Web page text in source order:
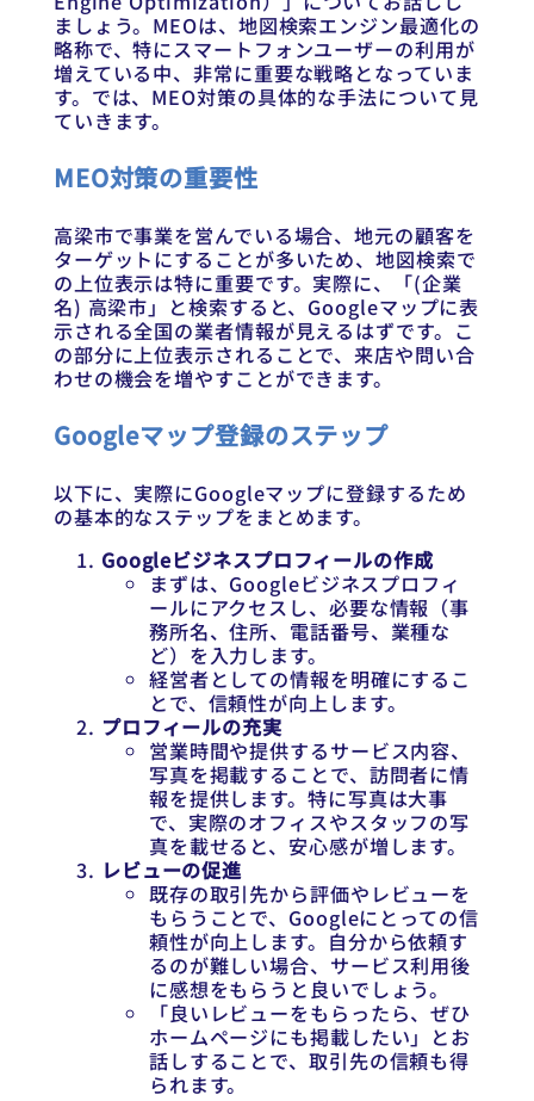
ましょう。MEOは、地図検索エンジン最適化の
略称で、特にスマートフォンユーザーの利用が
増えている中、非常に重要な戦略となっていま
す。では、MEO対策の具体的な手法について見
ていきます。
MEO対策の重要性
高梁市で事業を営んでいる場合、地元の顧客を
ターゲットにすることが多いため、地図検索で
の上位表示は特に重要です。実際に、「(企業
名) 高梁市」と検索すると、Googleマップに表
示される全国の業者情報が見えるはずです。こ
の部分に上位表示されることで、来店や問い合
わせの機会を増やすことができます。
Googleマップ登録のステップ
以下に、実際にGoogleマップに登録するため
の基本的なステップをまとめます。
Googleビジネスプロフィールの作成
まずは、Googleビジネスプロフィ
ールにアクセスし、必要な情報（事
務所名、住所、電話番号、業種な
ど）を入力します。
経営者としての情報を明確にするこ
とで、信頼性が向上します。
プロフィールの充実
営業時間や提供するサービス内容、
写真を掲載することで、訪問者に情
報を提供します。特に写真は大事
で、実際のオフィスやスタッフの写
真を載せると、安心感が増します。
レビューの促進
既存の取引先から評価やレビューを
もらうことで、Googleにとっての信
頼性が向上します。自分から依頼す
るのが難しい場合、サービス利用後
に感想をもらうと良いでしょう。
「良いレビューをもらったら、ぜひ
ホームページにも掲載したい」とお
話しすることで、取引先の信頼も得
られます。